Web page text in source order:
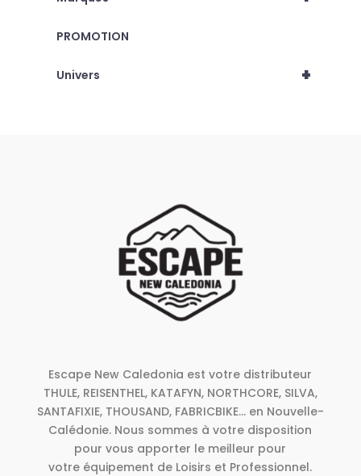
PROMOTION
+
Univers
Escape New Caledonia est votre distributeur
THULE, REISENTHEL, KATAFYN, NORTHCORE, SILVA,
SANTAFIXIE, THOUSAND, FABRICBIKE... en Nouvelle-
Calédonie. Nous sommes à votre disposition
pour vous apporter le meilleur pour
votre équipement de Loisirs et Professionnel.